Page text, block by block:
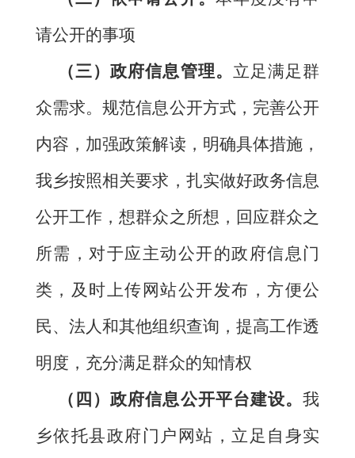
请公开的事项
（三）政府信息管理。 立足满足群
众需求。规范信息公开方式，完善公开
内容，加强政策解读，明确具体措施，
我乡按照相关要求，扎实做好政务信息
公开工作，想群众之所想，回应群众之
所需，对于应主动公开的政府信息门
类，及时上传网站公开发布，方便公
民、法人和其他组织查询，提高工作透
明度，充分满足群众的知情权
（四）政府信息公开平台建设。我
乡依托县政府门户网站，立足自身实